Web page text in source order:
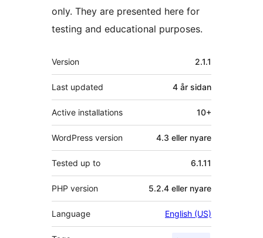
only. They are presented here for
testing and educational purposes.
Om
Version 2.1.1
Last updated 4 år sidan
Active installations 10+
WordPress version 4.3 eller nyare
Tested up to 6.1.11
PHP version 5.2.4 eller nyare
Language English (US)